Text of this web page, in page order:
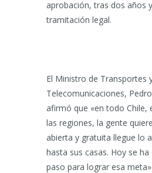
aprobación, tras dos años
tramitación legal.
El Ministro de Transportes
Telecomunicaciones,
afirmó que «en todo Chile,
las regiones, la gente
abierta y gratuita llegue lo
hasta sus casas. Hoy se
paso para lograr esa meta».